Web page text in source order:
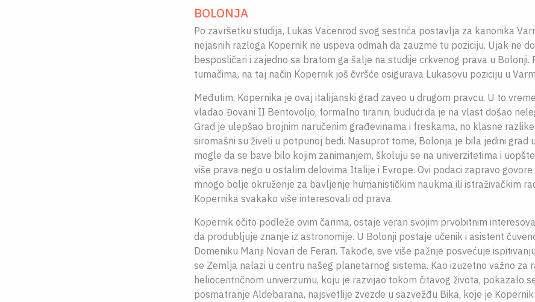
BOLONJA
Po završetku studija, Lukas Vacenrod svog sestrića postavlja za kanonika
nejasnih razloga Kopernik ne uspeva odmah da zauzme tu poziciju. Ujak ne
besposličari i zajedno sa bratom ga šalje na studije crkvenog prava u Bolonji.
tumačima, na taj način Kopernik još čvršće osigurava Lukasovu poziciju u
Međutim, Kopernika je ovaj italijanski grad zaveo u drugom pravcu. U to
vladao Đovani II Bentovoljo, formalno tiranin, budući da je na vlast došao
Grad je ulepšao brojnim naručenim građevinama i freskama, no klasne
siromašni su živeli u potpunoj bedi. Nasuprot tome, Bolonja je bila jedini grad
mogle da se bave bilo kojim zanimanjem, školuju se na univerzitetima i
više prava nego u ostalim delovima Italije i Evrope. Ovi podaci zapravo
mnogo bolje okruženje za bavljenje humanističkim naukma ili istraživačkim
Kopernika svakako više interesovali od prava.
Kopernik očito podleže ovim čarima, ostaje veran svojim prvobitnim
da produbljuje znanje iz astronomije. U Bolonji postaje učenik i asistent
Domeniku Mariji Novari de Ferari. Takođe, sve više pažnje posvećuje
se Zemlja nalazi u centru našeg planetarnog sistema. Kao izuzetno važno za
heliocentričnom univerzumu, koju je razvijao tokom čitavog života, pokazalo
posmatranje Aldebarana, najsvetlije zvezde u sazvežđu Bika, koje je